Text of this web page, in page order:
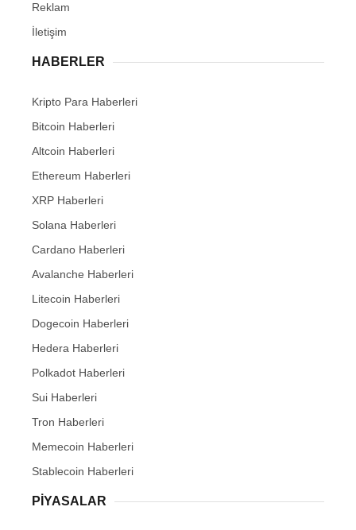
Reklam
İletişim
HABERLER
Kripto Para Haberleri
Bitcoin Haberleri
Altcoin Haberleri
Ethereum Haberleri
XRP Haberleri
Solana Haberleri
Cardano Haberleri
Avalanche Haberleri
Litecoin Haberleri
Dogecoin Haberleri
Hedera Haberleri
Polkadot Haberleri
Sui Haberleri
Tron Haberleri
Memecoin Haberleri
Stablecoin Haberleri
PIYASALAR